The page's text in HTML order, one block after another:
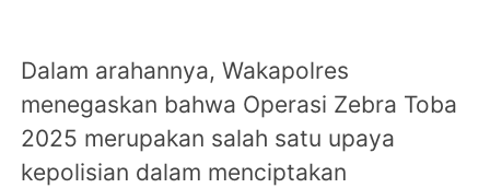
Dalam arahannya, Wakapolres
menegaskan bahwa Operasi Zebra Toba
2025 merupakan salah satu upaya
kepolisian dalam menciptakan